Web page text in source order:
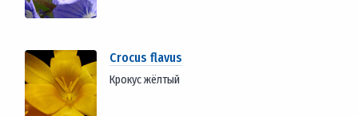
Crocus flavus
Крокус жёлтый